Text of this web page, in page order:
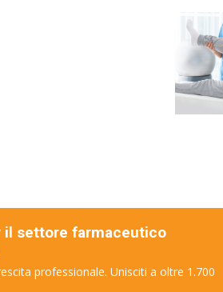
il settore farmaceutico
professionale. Unisciti a oltre 1.700